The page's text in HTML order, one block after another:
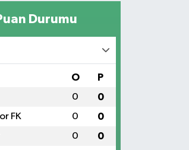
Durumu
O P
0 0
FK 0 0
0 0